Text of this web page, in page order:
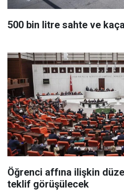
500 bin litre sahte ve
Öğrenci affına ilişkin
teklif görüşülecek